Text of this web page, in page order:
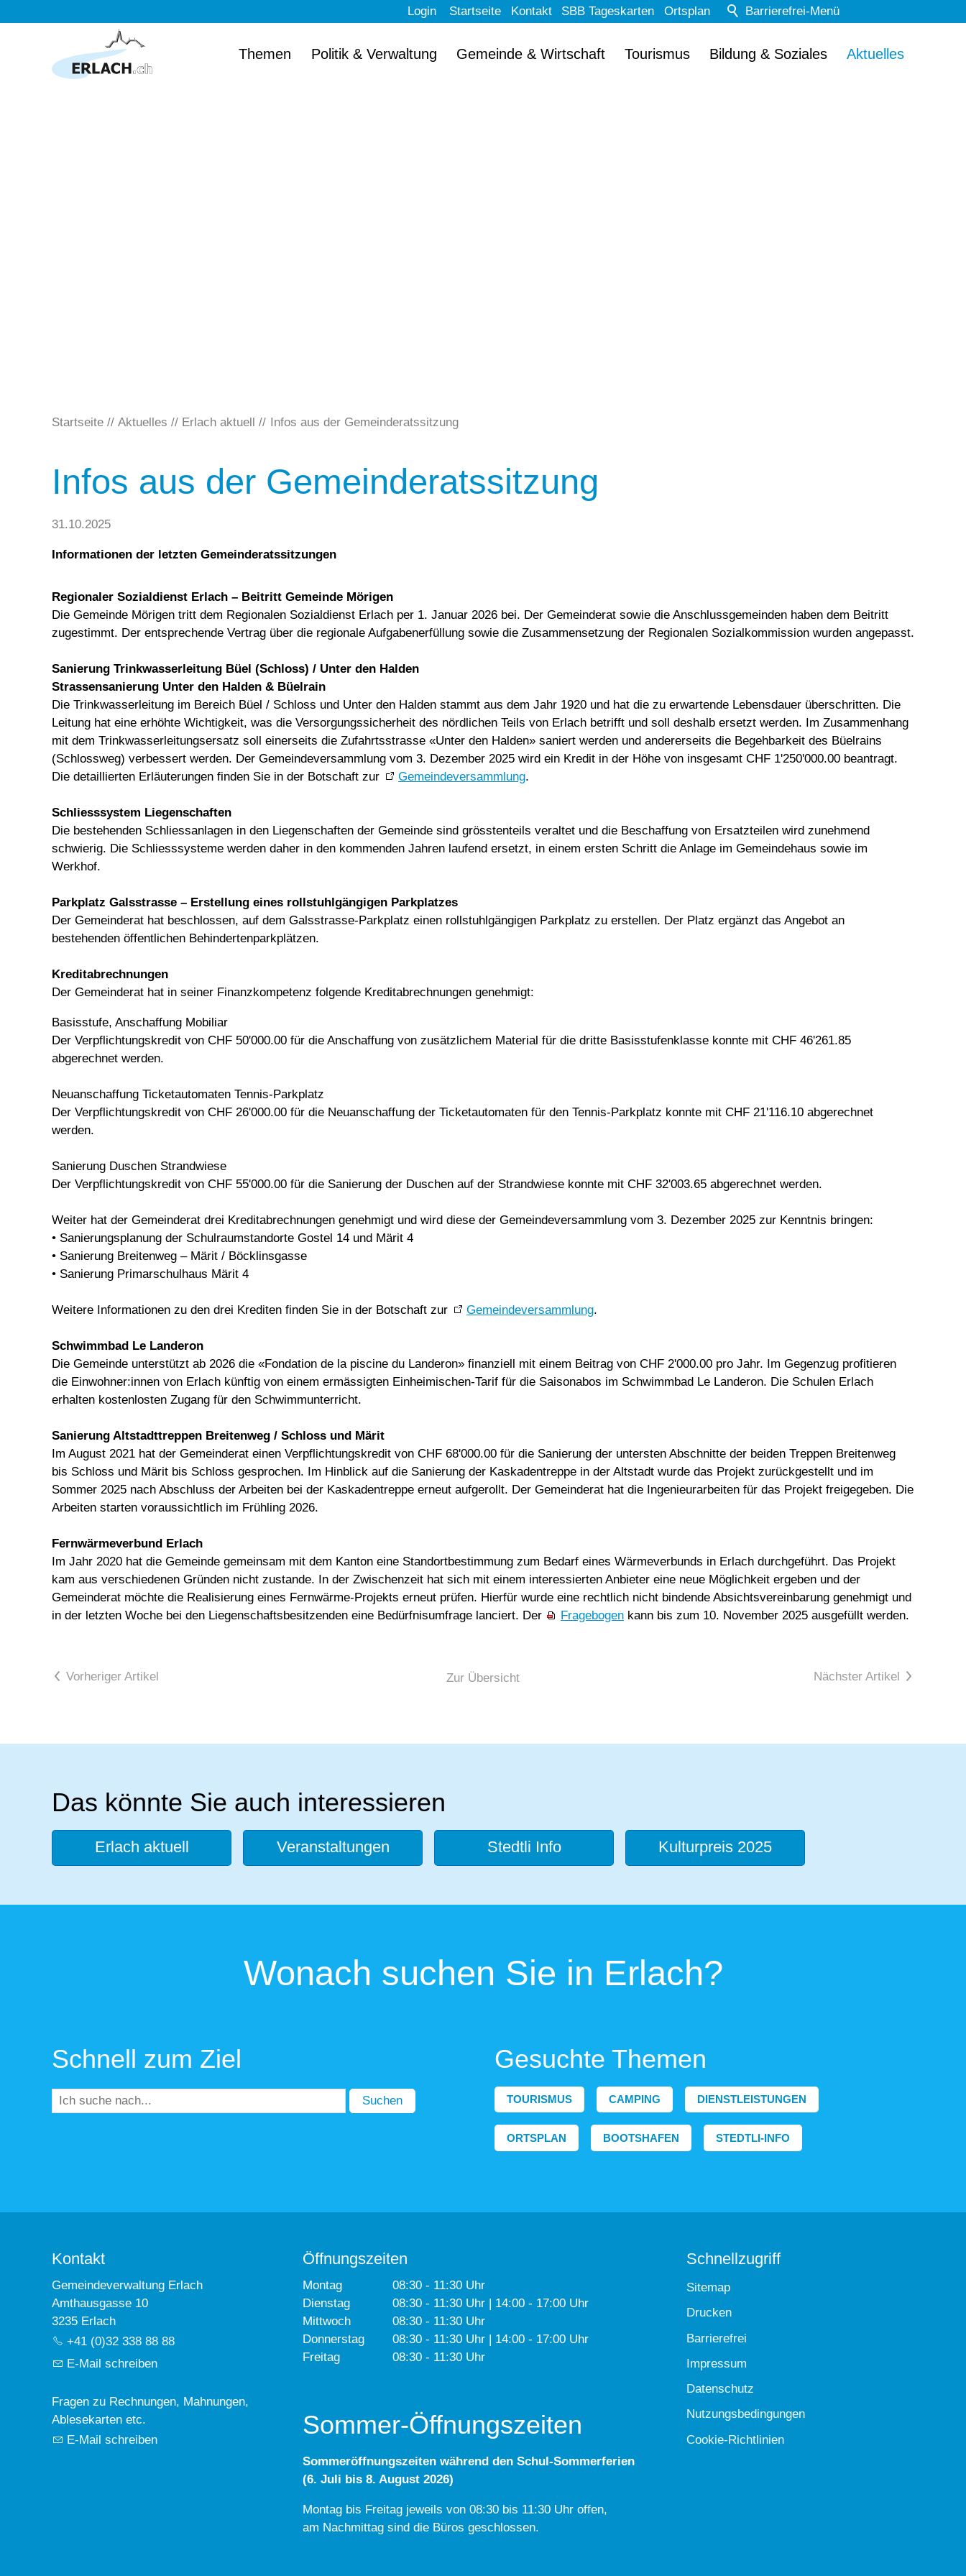
Barrierefrei-Menü
Schrift
Startseite Kontakt SBB Tageskarten Ortsplan
Login
Themen Politik & Verwaltung Gemeinde & Wirtschaft Tourismus Bildung & Soziales Aktuelles
Startseite Aktuelles Erlach aktuell Infos aus der Gemeinderatssitzung
Infos aus der Gemeinderatssitzung
31.10.2025
Informationen der letzten Gemeinderatssitzungen
Regionaler Sozialdienst Erlach – Beitritt Gemeinde Mörigen
Die Gemeinde Mörigen tritt dem Regionalen Sozialdienst Erlach per 1. Januar 2026 bei. Der Gemeinderat sowie die Anschlussgemeinden haben dem Beitritt
zugestimmt. Der entsprechende Vertrag über die regionale Aufgabenerfüllung sowie die Zusammensetzung der Regionalen Sozialkommission wurden angepasst.
Sanierung Trinkwasserleitung Büel (Schloss) / Unter den Halden
Strassensanierung Unter den Halden & Büelrain
Die Trinkwasserleitung im Bereich Büel / Schloss und Unter den Halden stammt aus dem Jahr 1920 und hat die zu erwartende Lebensdauer überschritten. Die
Leitung hat eine erhöhte Wichtigkeit, was die Versorgungssicherheit des nördlichen Teils von Erlach betrifft und soll deshalb ersetzt werden. Im Zusammenhang
mit dem Trinkwasserleitungsersatz soll einerseits die Zufahrtsstrasse «Unter den Halden» saniert werden und andererseits die Begehbarkeit des Büelrains
(Schlossweg) verbessert werden. Der Gemeindeversammlung vom 3. Dezember 2025 wird ein Kredit in der Höhe von insgesamt CHF 1'250'000.00 beantragt.
Die detaillierten Erläuterungen finden Sie in der Botschaft zur
Gemeindeversammlung.
Schliesssystem Liegenschaften
Die bestehenden Schliessanlagen in den Liegenschaften der Gemeinde sind grösstenteils veraltet und die Beschaffung von Ersatzteilen wird zunehmend
schwierig. Die Schliesssysteme werden daher in den kommenden Jahren laufend ersetzt, in einem ersten Schritt die Anlage im Gemeindehaus sowie im
Werkhof.
Parkplatz Galsstrasse – Erstellung eines rollstuhlgängigen Parkplatzes
Der Gemeinderat hat beschlossen, auf dem Galsstrasse-Parkplatz einen rollstuhlgängigen Parkplatz zu erstellen. Der Platz ergänzt das Angebot an
bestehenden öffentlichen Behindertenparkplätzen.
Kreditabrechnungen
Der Gemeinderat hat in seiner Finanzkompetenz folgende Kreditabrechnungen genehmigt:
Basisstufe, Anschaffung Mobiliar
Der Verpflichtungskredit von CHF 50'000.00 für die Anschaffung von zusätzlichem Material für die dritte Basisstufenklasse konnte mit CHF 46'261.85
abgerechnet werden.
Neuanschaffung Ticketautomaten Tennis-Parkplatz
Der Verpflichtungskredit von CHF 26'000.00 für die Neuanschaffung der Ticketautomaten für den Tennis-Parkplatz konnte mit CHF 21'116.10 abgerechnet
werden.
Sanierung Duschen Strandwiese
Der Verpflichtungskredit von CHF 55'000.00 für die Sanierung der Duschen auf der Strandwiese konnte mit CHF 32'003.65 abgerechnet werden.
Weiter hat der Gemeinderat drei Kreditabrechnungen genehmigt und wird diese der Gemeindeversammlung vom 3. Dezember 2025 zur Kenntnis bringen:
• Sanierungsplanung der Schulraumstandorte Gostel 14 und Märit 4
• Sanierung Breitenweg – Märit / Böcklinsgasse
• Sanierung Primarschulhaus Märit 4
Weitere Informationen zu den drei Krediten finden Sie in der Botschaft zur Gemeindeversammlung.
Schwimmbad Le Landeron
Die Gemeinde unterstützt ab 2026 die «Fondation de la piscine du Landeron» finanziell mit einem Beitrag von CHF 2'000.00 pro Jahr. Im Gegenzug profitieren
die Einwohner:innen von Erlach künftig von einem ermässigten Einheimischen-Tarif für die Saisonabos im Schwimmbad Le Landeron. Die Schulen Erlach
erhalten kostenlosten Zugang für den Schwimmunterricht.
Sanierung Altstadttreppen Breitenweg / Schloss und Märit
Im August 2021 hat der Gemeinderat einen Verpflichtungskredit von CHF 68'000.00 für die Sanierung der untersten Abschnitte der beiden Treppen Breitenweg
bis Schloss und Märit bis Schloss gesprochen. Im Hinblick auf die Sanierung der Kaskadentreppe in der Altstadt wurde das Projekt zurückgestellt und im
Sommer 2025 nach Abschluss der Arbeiten bei der Kaskadentreppe erneut aufgerollt. Der Gemeinderat hat die Ingenieurarbeiten für das Projekt freigegeben. Die
Arbeiten starten voraussichtlich im Frühling 2026.
Fernwärmeverbund Erlach
Im Jahr 2020 hat die Gemeinde gemeinsam mit dem Kanton eine Standortbestimmung zum Bedarf eines Wärmeverbunds in Erlach durchgeführt. Das Projekt
kam aus verschiedenen Gründen nicht zustande. In der Zwischenzeit hat sich mit einem interessierten Anbieter eine neue Möglichkeit ergeben und der
Gemeinderat möchte die Realisierung eines Fernwärme-Projekts erneut prüfen. Hierfür wurde eine rechtlich nicht bindende Absichtsvereinbarung genehmigt und
in der letzten Woche bei den Liegenschaftsbesitzenden eine Bedürfnisumfrage lanciert. Der
Fragebogen kann bis zum 10. November 2025 ausgefüllt werden.
Vorheriger Artikel Zur Übersicht Nächster Artikel
Das könnte Sie auch interessieren
Erlach aktuell Veranstaltungen Stedtli Info Kulturpreis 2025
Wonach suchen Sie in Erlach?
Schnell zum Ziel
Suchen
Gesuchte Themen
TOURISMUS CAMPING DIENSTLEISTUNGEN
ORTSPLAN BOOTSHAFEN STEDTLI-INFO
Kontakt
Gemeindeverwaltung Erlach
Amthausgasse 10
3235 Erlach
+41 (0)32 338 88 88
E-Mail schreiben
Fragen zu Rechnungen, Mahnungen,
Ablesekarten etc.
E-Mail schreiben
Öffnungszeiten
Montag
Dienstag
Mittwoch
Donnerstag
Freitag
08:30 - 11:30 Uhr
08:30 - 11:30 Uhr | 14:00 - 17:00 Uhr
08:30 - 11:30 Uhr
08:30 - 11:30 Uhr | 14:00 - 17:00 Uhr
08:30 - 11:30 Uhr
Sommer-Öffnungszeiten
Sommeröffnungszeiten während den Schul-Sommerferien
(6. Juli bis 8. August 2026)
Montag bis Freitag jeweils von 08:30 bis 11:30 Uhr offen,
am Nachmittag sind die Büros geschlossen.
Schnellzugriff
Sitemap
Drucken
Barrierefrei
Impressum
Datenschutz
Nutzungsbedingungen
Cookie-Richtlinien